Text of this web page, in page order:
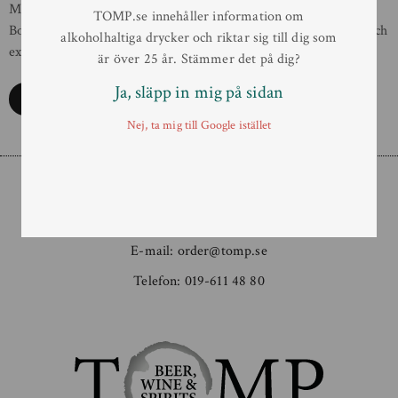
Många har frågat och nu äntligen lanseras Larceny Wheated
Bourbon på Systembolaget. Det är en silkeslen, välbalanserad och
exklusiv Small […]
E-mail: order@tomp.se
Telefon: 019-611 48 80
TOMP.se innehåller information om
alkoholhaltiga drycker och riktar sig till dig som
är över 25 år. Stämmer det på dig?
Ja, släpp in mig på sidan
Nej, ta mig till Google istället